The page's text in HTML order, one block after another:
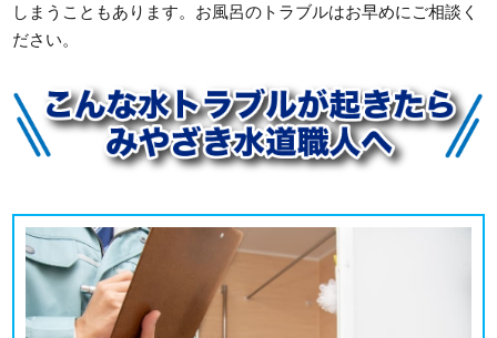
しまうこともあります。お風呂のトラブルはお早めにご相談く
ださい。